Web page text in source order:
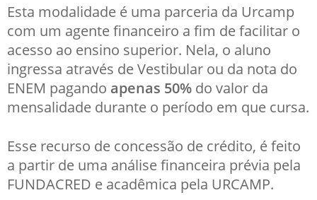
Esta modalidade é uma parceria da Urcamp
com um agente financeiro a fim de facilitar o
acesso ao ensino superior. Nela, o aluno
ingressa através de Vestibular ou da nota do
ENEM pagando apenas 50% do valor da
mensalidade durante o período em que cursa.
Esse recurso de concessão de crédito, é feito
a partir de uma análise financeira prévia pela
FUNDACRED e acadêmica pela URCAMP.